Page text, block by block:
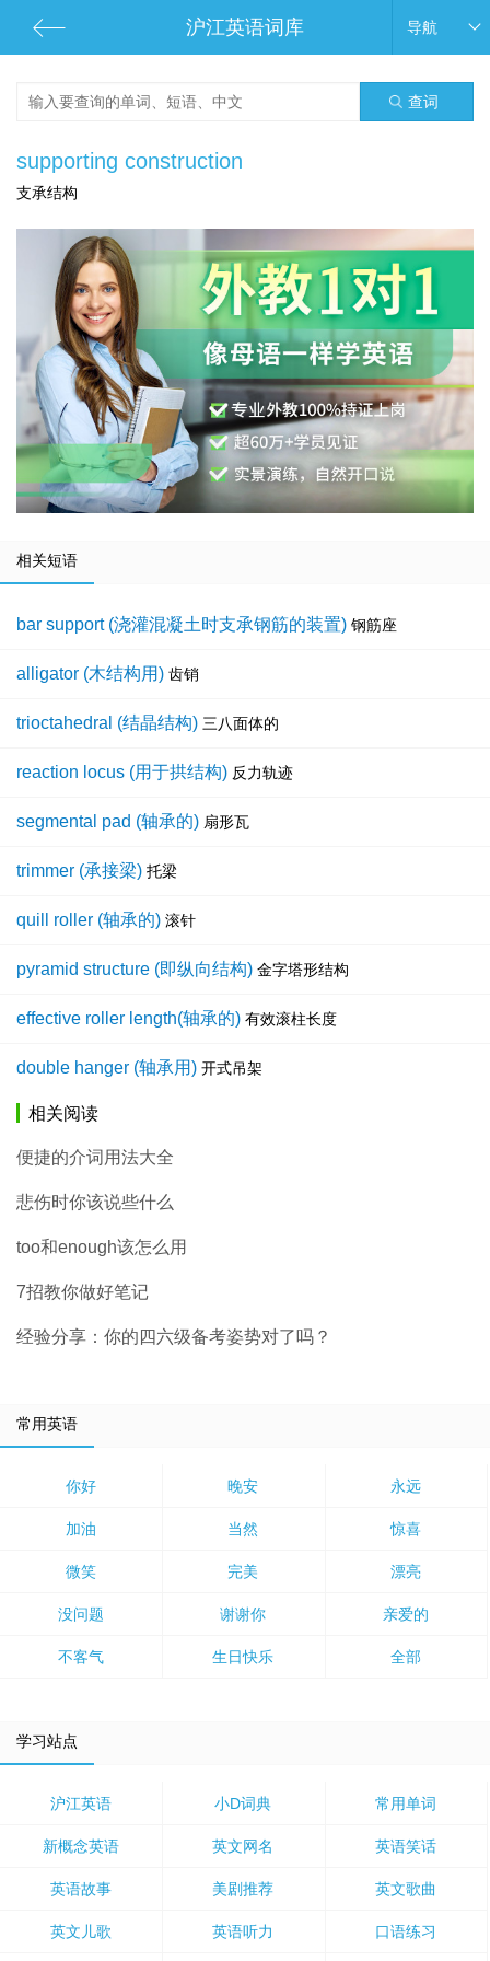
沪江英语词库 导航
查词
supporting construction
支承结构
相关短语
bar support (浇灌混凝土时支承钢筋的装置) 钢筋座
alligator (木结构用) 齿销
trioctahedral (结晶结构) 三八面体的
reaction locus (用于拱结构) 反力轨迹
segmental pad (轴承的) 扇形瓦
trimmer (承接梁) 托梁
quill roller (轴承的) 滚针
pyramid structure (即纵向结构) 金字塔形结构
effective roller length(轴承的) 有效滚柱长度
double hanger (轴承用) 开式吊架
相关阅读
便捷的介词用法大全
悲伤时你该说些什么
too和enough该怎么用
7招教你做好笔记
经验分享：你的四六级备考姿势对了吗？
常用英语
你好 晚安 永远
加油 当然 惊喜
微笑 完美 漂亮
没问题 谢谢你 亲爱的
不客气 生日快乐 全部
学习站点
沪江英语 小D词典 常用单词
新概念英语 英文网名 英语笑话
英语故事 美剧推荐 英文歌曲
英文儿歌 英语听力 口语练习